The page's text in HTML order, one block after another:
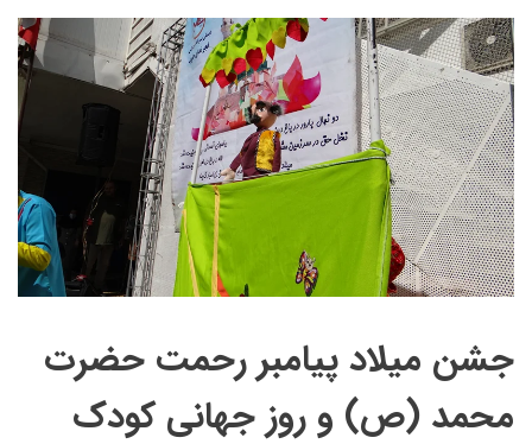
جشن میلاد پیامبر رحمت حضرت
محمد (ص) و روز جهانی کودک​